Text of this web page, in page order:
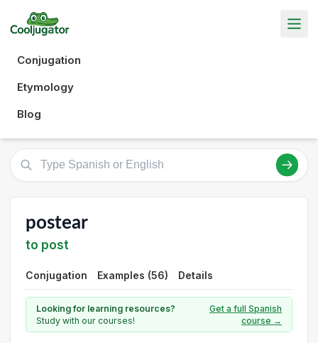
Conjugation
Etymology
Blog
postear
to post
Conjugation Examples (56) Details
Looking for learning resources?
Study with our courses!
Get a full Spanish
course →